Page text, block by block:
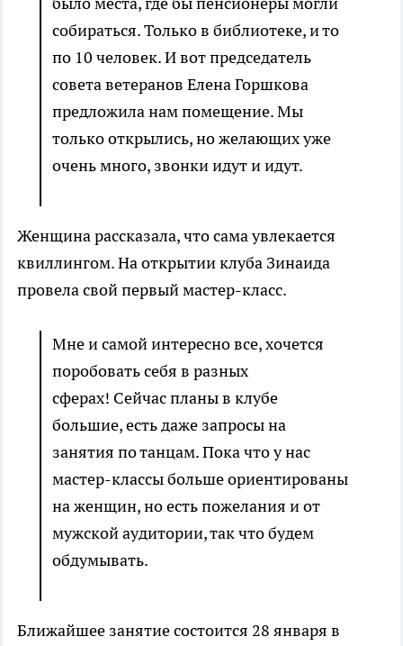
собираться. Только в библиотеке, и то
по 10 человек. И вот председатель
совета ветеранов Елена Горшкова
предложила нам помещение. Мы
только открылись, но желающих уже
очень много, звонки идут и идут.
Женщина рассказала, что сама увлекается
квиллингом. На открытии клуба Зинаида
провела свой первый мастер-класс.
Мне и самой интересно все, хочется
поробовать себя в разных
сферах! Сейчас планы в клубе
большие, есть даже запросы на
занятия по танцам. Пока что у нас
мастер-классы больше ориентированы
на женщин, но есть пожелания и от
мужской аудитории, так что будем
обдумывать.
Ближайшее занятие состоится 28 января в